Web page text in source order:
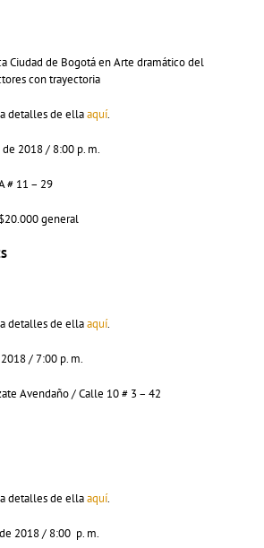
Ciudad de Bogotá en Arte dramático del
con trayectoria
detalles de ellaaquí.
2018 / 8:00 p. m.
# 11 – 29
general
detalles de ellaaquí.
/ 7:00 p. m.
Avendaño / Calle 10 # 3 – 42
detalles de ellaaquí.
2018 / 8:00 p. m.